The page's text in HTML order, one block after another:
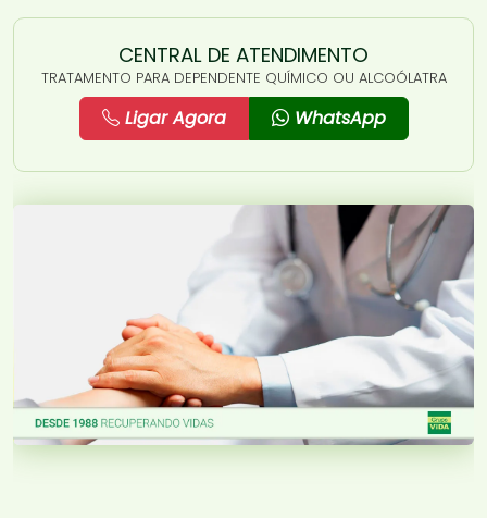
CENTRAL DE ATENDIMENTO
TRATAMENTO PARA DEPENDENTE QUÍMICO OU ALCOÓLATRA
Ligar Agora WhatsApp